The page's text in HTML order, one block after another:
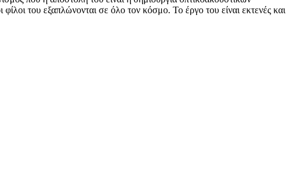
του εξαπλώνονται σε όλο τον κόσμο. Το έργο του είναι εκτενές και